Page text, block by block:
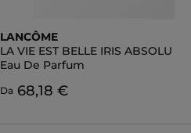
LANCÔME
LA VIE EST BELLE IRIS ABSOLU
Eau De Parfum
Da 68,18 €